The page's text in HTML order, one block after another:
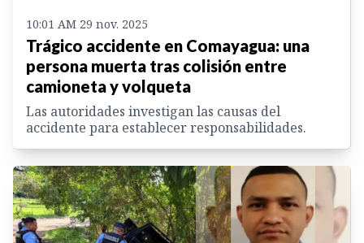
10:01 AM 29 nov. 2025
Trágico accidente en Comayagua: una
persona muerta tras colisión entre
camioneta y volqueta
Las autoridades investigan las causas del
accidente para establecer responsabilidades.